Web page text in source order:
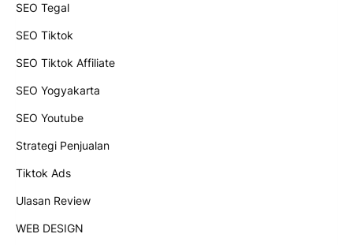
SEO Tegal
SEO Tiktok
SEO Tiktok Affiliate
SEO Yogyakarta
SEO Youtube
Strategi Penjualan
Tiktok Ads
Ulasan Review
WEB DESIGN